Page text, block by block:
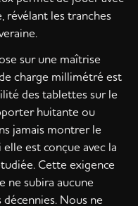
révélant les tranches
sur une maîtrise
charge millimétré est
des tablettes sur le
huitante ou
jamais montrer le
est conçue avec la
Cette exigence
ne subira aucune
Nous ne